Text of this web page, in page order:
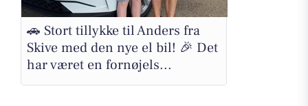
🚗 Stort tillykke til Anders fra
Skive med den nye el bil! 🎉 Det
har været en fornøjels...